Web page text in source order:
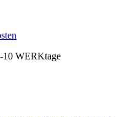
10 WERKtage